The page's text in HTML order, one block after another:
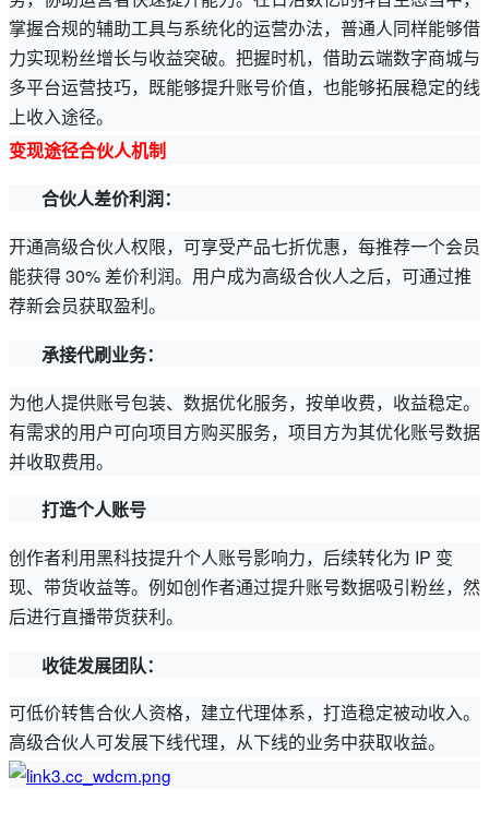
掌握合规的辅助工具与系统化的运营办法，普通人同样能够借
力实现粉丝增长与收益突破。把握时机，借助云端数字商城与
多平台运营技巧，既能够提升账号价值，也能够拓展稳定的线
上收入途径。
变现途径合伙人机制
合伙人差价利润：
开通高级合伙人权限，可享受产品七折优惠，每推荐一个会员
能获得 30% 差价利润。用户成为高级合伙人之后，可通过推
荐新会员获取盈利。
承接代刷业务：
为他人提供账号包装、数据优化服务，按单收费，收益稳定。
有需求的用户可向项目方购买服务，项目方为其优化账号数据
并收取费用。
打造个人账号
创作者利用黑科技提升个人账号影响力，后续转化为 IP 变
现、带货收益等。例如创作者通过提升账号数据吸引粉丝，然
后进行直播带货获利。
收徒发展团队：
可低价转售合伙人资格，建立代理体系，打造稳定被动收入。
高级合伙人可发展下线代理，从下线的业务中获取收益。